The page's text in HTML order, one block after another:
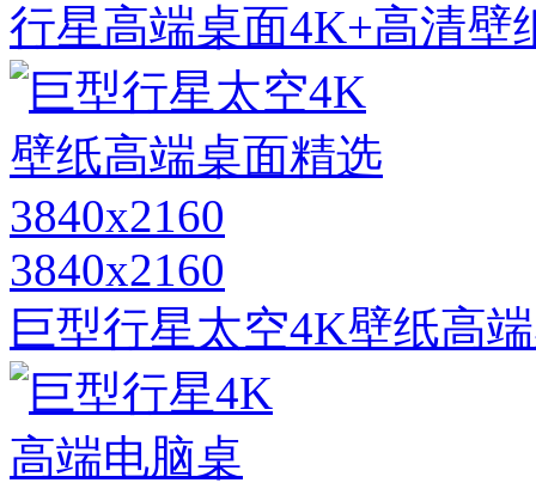
行星高端桌面4K+高清壁
3840x2160
巨型行星太空4K壁纸高